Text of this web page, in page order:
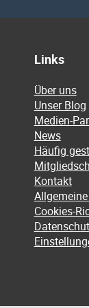
Links
Über uns
Unser Blog
Medien-
News
Häufig
Kontakt
Cookies-